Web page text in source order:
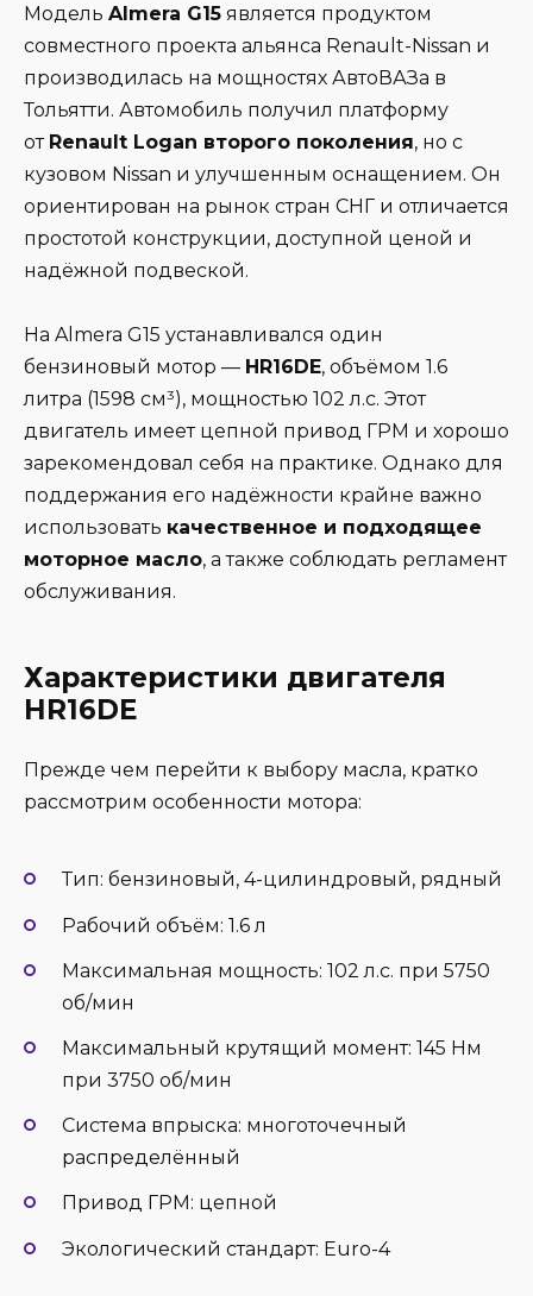
Модель Almera G15 является продуктом
совместного проекта альянса Renault-Nissan и
производилась на мощностях АвтоВАЗа в
Тольятти. Автомобиль получил платформу
от Renault Logan второго поколения, но с
кузовом Nissan и улучшенным оснащением. Он
ориентирован на рынок стран СНГ и отличается
простотой конструкции, доступной ценой и
надёжной подвеской.
На Almera G15 устанавливался один
бензиновый мотор — HR16DE, объёмом 1.6
литра (1598 см³), мощностью 102 л.с. Этот
двигатель имеет цепной привод ГРМ и хорошо
зарекомендовал себя на практике. Однако для
поддержания его надёжности крайне важно
использовать качественное и подходящее
моторное масло, а также соблюдать регламент
обслуживания.
Характеристики двигателя
HR16DE
Прежде чем перейти к выбору масла, кратко
рассмотрим особенности мотора:
Тип: бензиновый, 4-цилиндровый, рядный
Рабочий объём: 1.6 л
Максимальная мощность: 102 л.с. при 5750
об/мин
Максимальный крутящий момент: 145 Нм
при 3750 об/мин
Система впрыска: многоточечный
распределённый
Привод ГРМ: цепной
Экологический стандарт: Euro-4